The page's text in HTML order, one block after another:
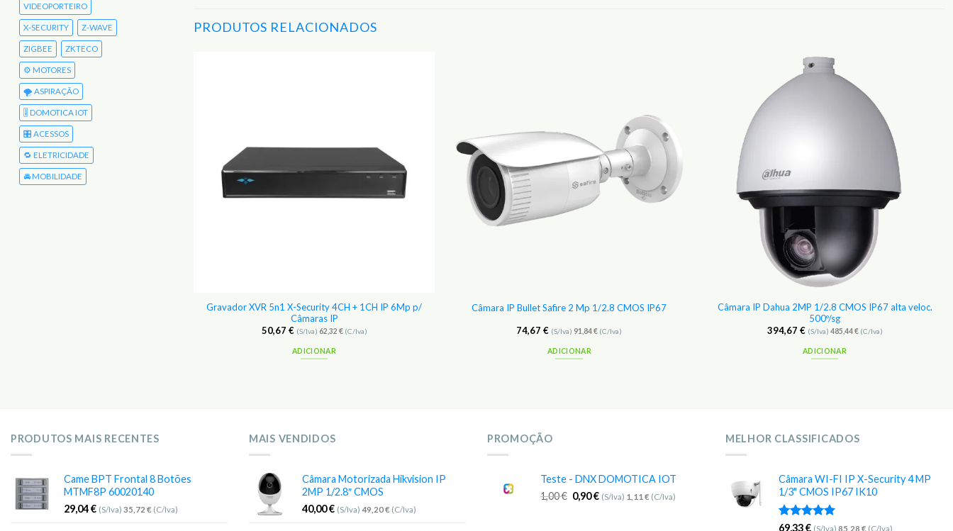
VIDEOPORTEIRO
X-SECURITY Z-WAVE
ZIGBEE ZKTECO
⚙️ MOTORES
🌪️ ASPIRAÇÃO
🎚️ DOMOTICA IOT
🎛️ ACESSOS
🔁 ELETRICIDADE
🚘 MOBILIDADE
PRODUTOS RELACIONADOS
Gravador XVR 5n1 X-Security 4CH + 1CH IP 6Mp p/
Câmaras IP
50,67 € (S/Iva) 62,32 €(C/Iva)
ADICIONAR
Câmara IP Bullet Safire 2 Mp 1/2.8 CMOS IP67
74,67€ (S/Iva)91,84€ (C/Iva)
ADICIONAR
Câmara IP Dahua 2MP 1/2.8 CMOS IP67 alta veloc.
500º/sg
394,67 € (S/Iva) 485,44€(C/Iva)
ADICIONAR
PRODUTOS MAIS RECENTES
Came BPT Frontal 8 Botões
MTMF8P 60020140
29,04€ (S/Iva) 35,72 € (C/Iva)
MAIS VENDIDOS
Câmara Motorizada Hikvision IP
2MP 1/2.8″ CMOS
40,00€ (S/Iva) 49,20€ (C/Iva)
PROMOÇÃO
Teste - DNX DOMOTICA IOT
1,00€ 0,90€ (S/Iva) 1,11€ (C/Iva)
MELHOR CLASSIFICADOS
Câmara WI-FI IP X-Security 4 MP
1/3" CMOS IP67 IK10
Avaliação
69,33€ (S/Iva) 85,28 € (C/Iva)